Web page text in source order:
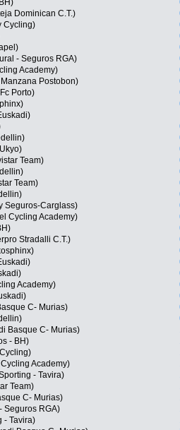
Dominican C.T.)
Cycling)
- Seguros RGA)
Academy)
Postobon)
Porto)
Team)
Team)
Seguros-Carglass)
Cycling Academy)
Stradalli C.T.)
Academy)
C- Murias)
Basque C- Murias)
- BH)
Academy)
- Tavira)
Team)
C- Murias)
Seguros RGA)
- Tavira)